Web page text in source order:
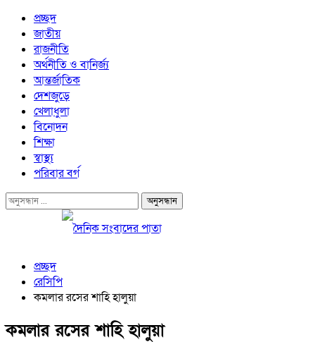
প্রচ্ছদ
জাতীয়
রাজনীতি
অর্থনীতি ও বানির্জ্য
আন্তর্জাতিক
দেশজুড়ে
খেলাধুলা
বিনোদন
শিক্ষা
স্বাস্থ্য
পরিবার বর্গ
প্রচ্ছদ
রেসিপি
কমলার রসের শাহি হালুয়া
কমলার রসের শাহি হালুয়া